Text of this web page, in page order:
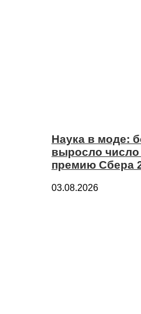
Наука в моде:
выросло число
премию Сбера
03.08.2026